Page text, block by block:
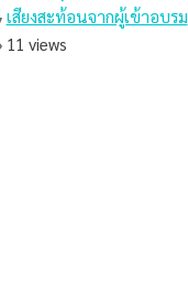
เสียงสะท้อนจากผู้เข้าอบรม
11 views